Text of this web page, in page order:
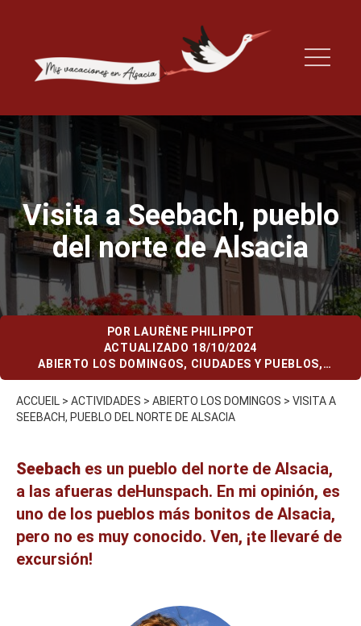
Visita a Seebach, pueblo
del norte de Alsacia
POR LAURÈNE PHILIPPOT
ACTUALIZADO 18/10/2024
ABIERTO LOS DOMINGOS, CIUDADES Y PUEBLOS,
PRESUPUESTO REDUCIDO
ACCUEIL > ACTIVIDADES > ABIERTO LOS DOMINGOS > VISITA A
SEEBACH, PUEBLO DEL NORTE DE ALSACIA
Seebach es un pueblo del norte de Alsacia,
a las afueras deHunspach. En mi opinión, es
uno de los pueblos más bonitos de Alsacia,
pero no es muy conocido. Ven, ¡te llevaré de
excursión!